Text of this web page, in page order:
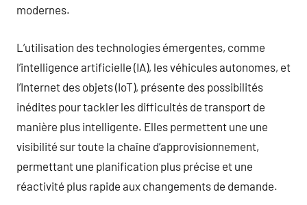
modernes.
L’utilisation des technologies émergentes, comme
l’intelligence artificielle (IA), les véhicules autonomes, et
l’Internet des objets (IoT), présente des possibilités
inédites pour tackler les difficultés de transport de
manière plus intelligente. Elles permettent une une
visibilité sur toute la chaîne d’approvisionnement,
permettant une planification plus précise et une
réactivité plus rapide aux changements de demande.